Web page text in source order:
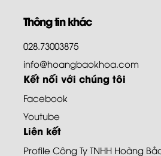
Thông tin khác
028.73003875
info@hoangbaokhoa.com
Kết nối với chúng tôi
Facebook
Youtube
Liên kết
Profile Công Ty TNHH Hoàng